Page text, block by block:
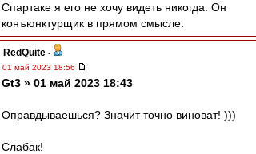
Спартаке я его не хочу видеть никогда. Он
конъюнктурщик в прямом смысле.
RedQuite -
01 май 2023 18:56
Gt3 » 01 май 2023 18:43
Оправдываешься? Значит точно виноват! )))
Слабак!